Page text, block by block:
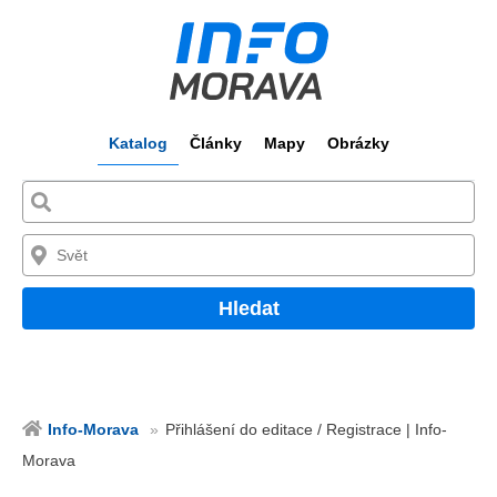
Katalog Články Mapy Obrázky
Hledat
Info-Morava
Přihlášení do editace / Registrace | Info-
Morava